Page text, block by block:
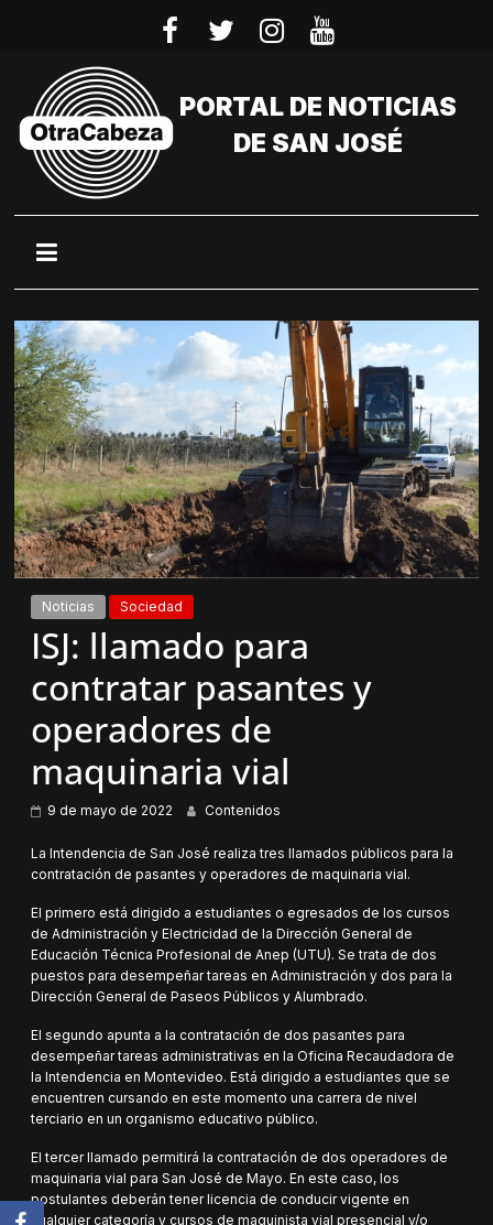
PORTAL DE NOTICIAS
DE SAN JOSÉ
Noticias Sociedad
ISJ: llamado para
contratar pasantes y
operadores de
maquinaria vial
9 de mayo de 2022 Contenidos
La Intendencia de San José realiza tres llamados públicos para la
contratación de pasantes y operadores de maquinaria vial.
El primero está dirigido a estudiantes o egresados de los cursos
de Administración y Electricidad de la Dirección General de
Educación Técnica Profesional de Anep (UTU). Se trata de dos
puestos para desempeñar tareas en Administración y dos para la
Dirección General de Paseos Públicos y Alumbrado.
El segundo apunta a la contratación de dos pasantes para
desempeñar tareas administrativas en la Oficina Recaudadora de
la Intendencia en Montevideo. Está dirigido a estudiantes que se
encuentren cursando en este momento una carrera de nivel
terciario en un organismo educativo público.
El tercer llamado permitirá la contratación de dos operadores de
maquinaria vial para San José de Mayo. En este caso, los
postulantes deberán tener licencia de conducir vigente en
cualquier categoría y cursos de maquinista vial presencial y/o